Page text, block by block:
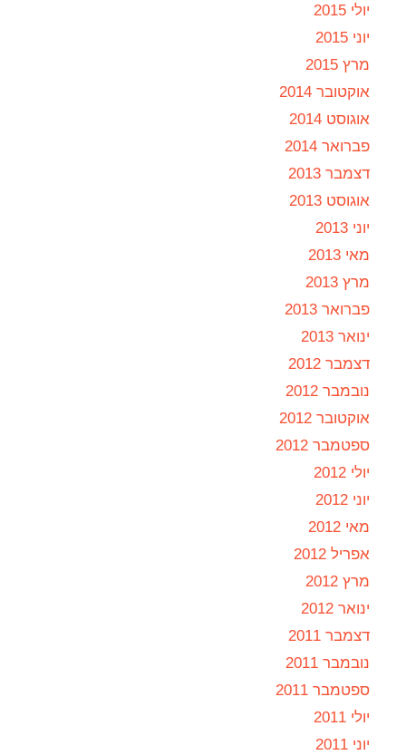
יולי 2015
יוני 2015
מרץ 2015
אוקטובר 2014
אוגוסט 2014
פברואר 2014
דצמבר 2013
אוגוסט 2013
יוני 2013
מאי 2013
מרץ 2013
פברואר 2013
ינואר 2013
דצמבר 2012
נובמבר 2012
אוקטובר 2012
ספטמבר 2012
יולי 2012
יוני 2012
מאי 2012
אפריל 2012
מרץ 2012
ינואר 2012
דצמבר 2011
נובמבר 2011
ספטמבר 2011
יולי 2011
יוני 2011